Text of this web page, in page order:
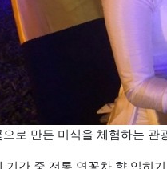
으로 만든 미식을 체험하는 관